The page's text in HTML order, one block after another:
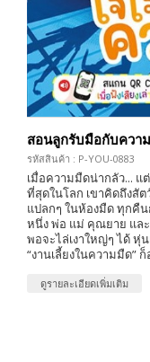
สอนลูกรับมือกับควา
รหัสสินค้า : P-YOU-0883
เมื่อความมืดน่ากลัว... แ
ที่สุดในโลก เขาคิดถึงสัต
แปลกๆ ในห้องมืด ทุกคื
หนึ่ง พ่อ แม่ คุณยาย และ
พอจะไล่เงาใหญ่ๆ ได้ หุ่
“งานเลี้ยงในความมืด”
ดูรายละเอียดเพิ่มเติม